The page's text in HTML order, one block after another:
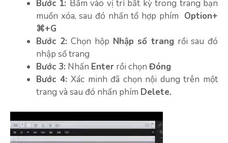
Bước 1: Bấm vào vị trí bất kỳ trong trang bạn
muốn xóa, sau đó nhấn tổ hợp phím Option+
⌘+G
Bước 2:Chọn hộp Nhập số trang rồi sau đó
nhập số trang
Bước 3: Nhấn Enter rồi chọn Đóng
Bước 4:Xác minh đã chọn nội dung trên một
trang và sau đó nhấn phím Delete.